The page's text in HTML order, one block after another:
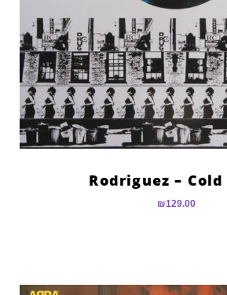
Rodriguez –
₪129.00